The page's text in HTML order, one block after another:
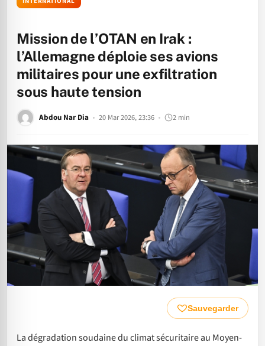
Mission de l’OTAN en Irak :
l’Allemagne déploie ses avions
militaires pour une exfiltration
sous haute tension
Abdou Nar Dia 20 Mar 2026, 23:36 2 min
Sauvegarder
La dégradation soudaine du climat sécuritaire au Moyen-